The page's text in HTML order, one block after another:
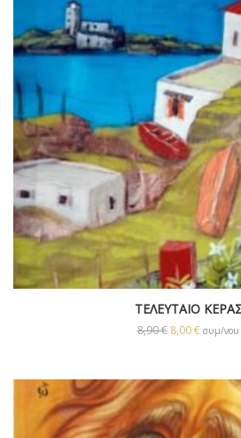
ΤΕΛΕΥΤΑΙΟ
8,90€ 8,00€ συμ/